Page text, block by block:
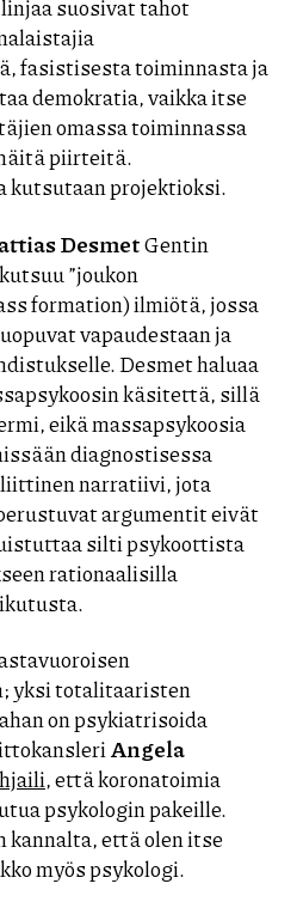
suosivat tahot
fasistisesta toiminnasta ja
demokratia, vaikka itse
omassa toiminnassa
piirteitä.
kutsutaan projektioksi.
DesmetGentin
”joukon
formation) ilmiötä, jossa
vapaudestaan ja
Desmet haluaa
käsitettä, sillä
eikä massapsykoosia
diagnostisessa
narratiivi, jota
argumentit eivät
silti psykoottista
rationaalisilla
yksi totalitaaristen
on psykiatrisoida
Angela
, että koronatoimia
psykologin pakeille.
kannalta, että olen itse
myös psykologi.